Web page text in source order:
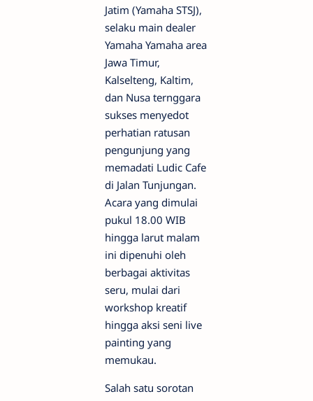
Jatim (Yamaha STSJ),
selaku main dealer
Yamaha Yamaha area
Jawa Timur,
Kalselteng, Kaltim,
dan Nusa ternggara
sukses menyedot
perhatian ratusan
pengunjung yang
memadati Ludic Cafe
di Jalan Tunjungan.
Acara yang dimulai
pukul 18.00 WIB
hingga larut malam
ini dipenuhi oleh
berbagai aktivitas
seru, mulai dari
workshop kreatif
hingga aksi seni live
painting yang
memukau.
Salah satu sorotan